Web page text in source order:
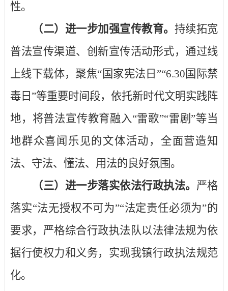
性。
（二）进一步加强宣传教育。 持续拓宽
普法宣传渠道、创新宣传活动形式，通过线
上线下载体，聚焦“国家宪法日”“6.30 国际禁
毒日”等重要时间段，依托新时代文明实践阵
地，将普法宣传教育融入“雷歌”“雷剧”等当
地群众喜闻乐见的文体活动，全面营造知
法、守法、懂法、用法的良好氛围。
（三）进一步落实依法行政执法。 严格
落实“法无授权不可为”“法定责任必须为”的
要求，严格综合行政执法队以法律法规为依
据行使权力和义务，实现我镇行政执法规范
化。